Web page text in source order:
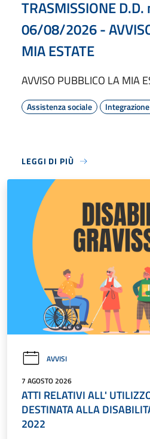
TRASMISSIONE
06/08/2026 -
MIA ESTATE
AVVISO PUBBLICO LA MIA
Assistenza sociale
LEGGI DI PIÙ
AVVISI
7 AGOSTO 2026
ATTI RELATIVI ALL'
DESTINATA ALLA
2022